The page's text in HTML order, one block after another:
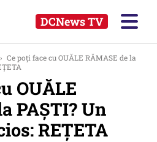
DCNews TV
› Ce poți face cu OUĂLE RĂMASE de la
OUĂLE
PAȘTI? Un
REȚETA